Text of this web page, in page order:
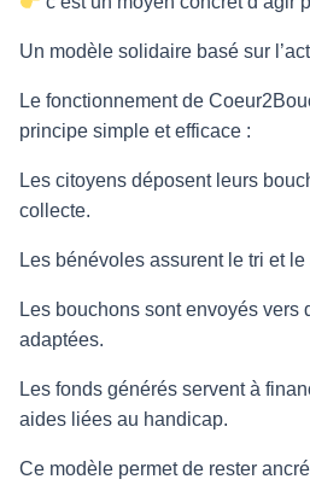
Un modèle solidaire basé sur
Le fonctionnement de
principe simple et efficace :
Les citoyens déposent leurs
collecte.
Les bénévoles assurent le tri et le
Les bouchons sont envoyés vers
adaptées.
Les fonds générés servent à
aides liées au handicap.
Ce modèle permet de rester